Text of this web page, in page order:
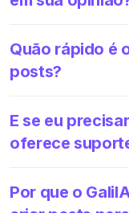
Quão rápido é
posts?
E se eu
oferece
Por que o